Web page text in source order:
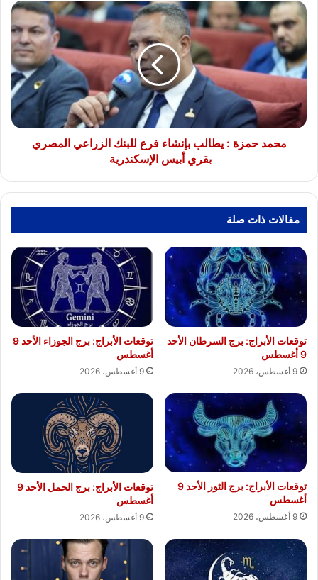
محمد
حمزة
:
يطالب
بإنشاء
فرع
الزراعي
المصري
محمد حمزة : يطالب بإنشاء فرع للبنك الزراعي المصري
بقري أبيس الإسكندرية
مقالات ذات صلة
توقعات الأبراج: برج السرطان الأحد
9 أغسطس
9 أغسطس، 2026
توقعات الأبراج: برج الجوزاء الأحد 9
أغسطس
9 أغسطس، 2026
توقعات الأبراج: برج الثور الأحد 9
أغسطس
9 أغسطس، 2026
توقعات الأبراج: برج الحمل الأحد 9
أغسطس
9 أغسطس، 2026